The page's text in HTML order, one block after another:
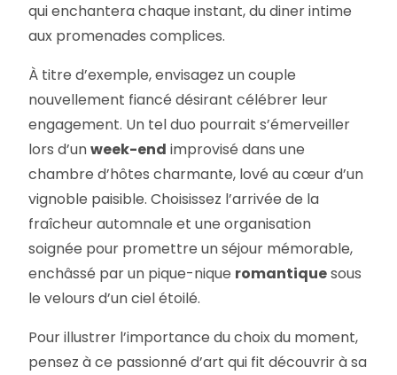
qui enchantera chaque instant, du diner intime
aux promenades complices.
À titre d’exemple, envisagez un couple
nouvellement fiancé désirant célébrer leur
engagement. Un tel duo pourrait s’émerveiller
lors d’unweek-end improvisé dans une
chambre d’hôtes charmante, lové au cœur d’un
vignoble paisible. Choisissez l’arrivée de la
fraîcheur automnale et une organisation
soignée pour promettre un séjour mémorable,
enchâssé par un pique-nique romantiquesous
le velours d’un ciel étoilé.
Pour illustrer l’importance du choix du moment,
pensez à ce passionné d’art qui fit découvrir à sa